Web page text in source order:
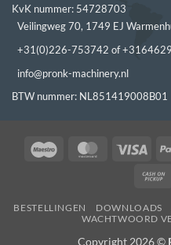
KvK nummer: 54728703
Veilingweg 70, 1749 EJ
+31(0)226-753742 of
info@pronk-machinery.nl
BTW nummer: NL851419008B01
Maestro MasterCardVisa
BESTELLINGEN DOWNLOADS
WACHTWOORD
Copyright 2026 ©